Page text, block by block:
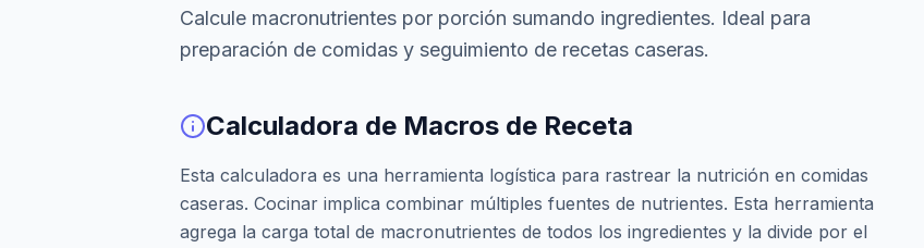
Calcule macronutrientes por porción sumando ingredientes. Ideal para
preparación de comidas y seguimiento de recetas caseras.
Calculadora de Macros de Receta
Esta calculadora es una herramienta logística para rastrear la nutrición en comidas
caseras. Cocinar implica combinar múltiples fuentes de nutrientes. Esta herramienta
agrega la carga total de macronutrientes de todos los ingredientes y la divide por el